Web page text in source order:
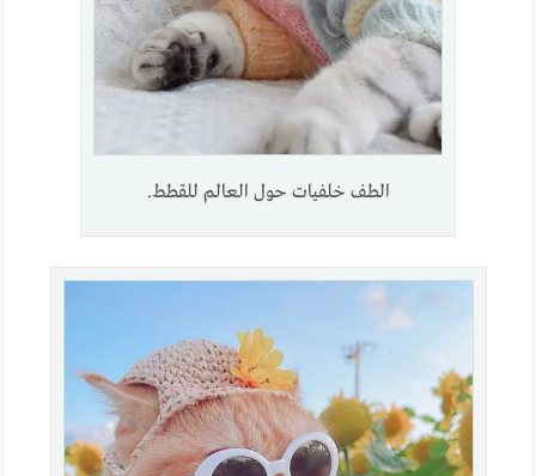
الطف خلفيات حول العالم للقطط.